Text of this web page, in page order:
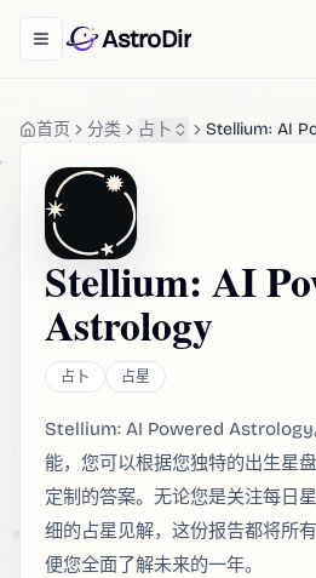
Toggle navigation menu
AstroDir
首页 分类 占卜 Stellium: AI
Stellium: AI
Astrology
占卜 占星
Stellium: AI Powered Astrology
能，您可以根据您独特的出生星
定制的答案。无论您是关注每日
细的占星见解，这份报告都将所
便您全面了解未来的一年。